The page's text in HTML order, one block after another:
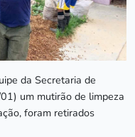
da Secretaria de
um mutirão de limpeza
foram retirados